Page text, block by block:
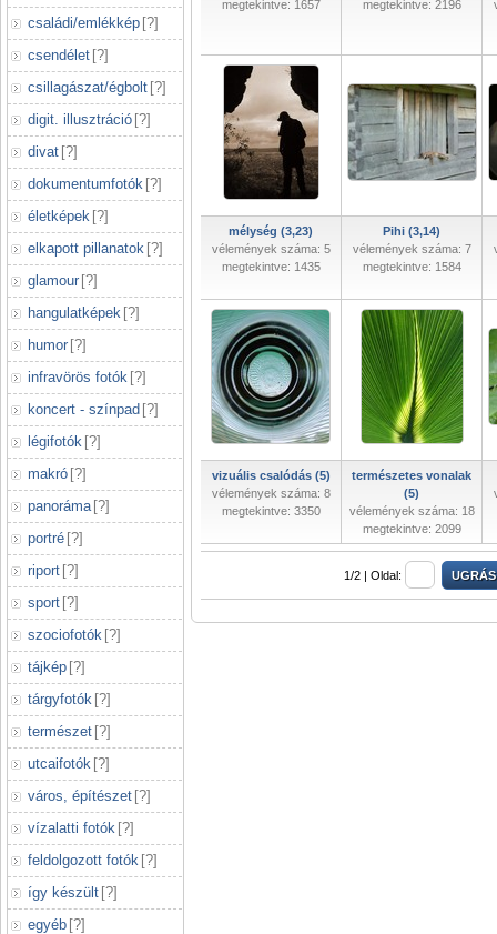
családi/emlékkép [?]
csendélet [?]
csillagászat/égbolt [?]
digit. illusztráció [?]
divat [?]
dokumentumfotók [?]
életképek [?]
elkapott pillanatok [?]
glamour [?]
hangulatképek [?]
humor [?]
infravörös fotók [?]
koncert - színpad [?]
légifotók [?]
makró [?]
panoráma [?]
portré [?]
riport [?]
sport [?]
szociofotók [?]
tájkép [?]
tárgyfotók [?]
természet [?]
utcaifotók [?]
város, építészet [?]
vízalatti fotók [?]
feldolgozott fotók [?]
így készült [?]
egyéb [?]
megtekintve: 1657
megtekintve: 2196
mélység (3,23)
vélemények száma: 5
megtekintve: 1435
Pihi (3,14)
vélemények száma: 7
megtekintve: 1584
vizuális csalódás (5)
vélemények száma: 8
megtekintve: 3350
természetes vonalak
(5)
vélemények száma: 18
megtekintve: 2099
1/2 | Oldal: